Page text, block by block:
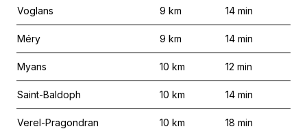
Voglans 9 km 14 min
Méry 9 km 14 min
Myans 10 km 12 min
Saint-Baldoph 10 km 14 min
Verel-Pragondran 10 km 18 min